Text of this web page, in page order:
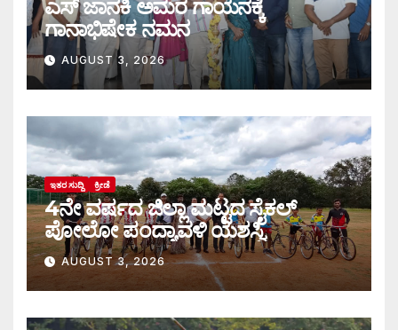
ಎಸ್ ಜಾನಕಿ ಅಮರ ಗಾಯನಕ್ಕೆ
ಗಾನಾಭಿಷೇಕ ನಮನ
AUGUST 3, 2026
ಇತರ ಸುದ್ದಿ ಕ್ರೀಡೆ
4ನೇ ವರ್ಷದ ಜಿಲ್ಲಾ ಮಟ್ಟದ ಸೈಕಲ್
ಪೋಲೋ ಪಂದ್ಯಾವಳಿ ಯಶಸ್ವಿ
AUGUST 3, 2026